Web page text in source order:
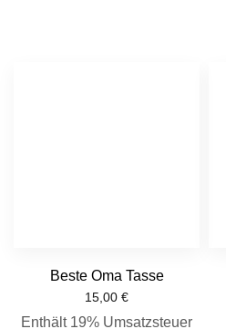
Beste Oma Tasse
15,00 €
Enthält 19% Umsatzsteuer